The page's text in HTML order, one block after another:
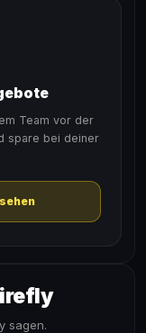
Team vor der
spare bei deiner
sagen.